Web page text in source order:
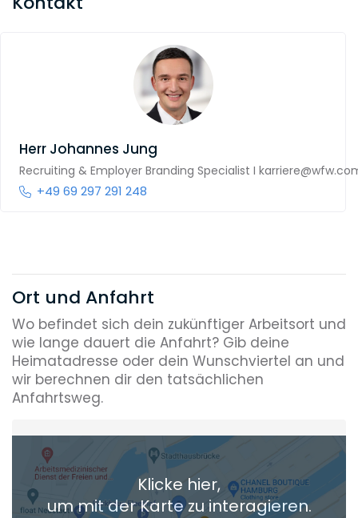
Herr Johannes Jung
Recruiting & Employer Branding Specialist I
+49 69 297 291 248
Ort und Anfahrt
Wo befindet sich dein zukünftiger Arbeitsort und
wie lange dauert die Anfahrt? Gib deine
Heimatadresse oder dein Wunschviertel an und
wir berechnen dir den tatsächlichen
Anfahrtsweg.
Heimatadresse oder Wunschort
+ Aktuellen Standort hinzufügen
Klicke hier,
um mit der Karte zu interagieren.